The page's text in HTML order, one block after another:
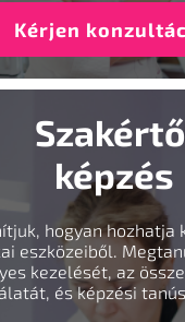
Kérjen
képzés
hogyan hozhatja
eszközeiből.
kezelését, az
és képzési